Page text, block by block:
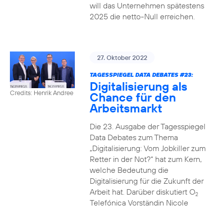
will das Unternehmen spätestens
2025 die netto-Null erreichen.
Credits: Henrik Andree
27. Oktober 2022
TAGESSPIEGEL DATA DEBATES #23:
Digitalisierung als
Chance für den
Arbeitsmarkt
Die 23. Ausgabe der Tagesspiegel
Data Debates zum Thema
„Digitalisierung: Vom Jobkiller zum
Retter in der Not?“ hat zum Kern,
welche Bedeutung die
Digitalisierung für die Zukunft der
Arbeit hat. Darüber diskutiert O2
Telefónica Vorständin Nicole